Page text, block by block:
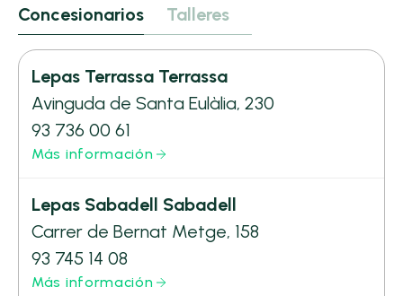
Concesionarios Talleres
Lepas Terrassa Terrassa
Avinguda de Santa Eulàlia, 230
93 736 00 61
Más información
Lepas Sabadell Sabadell
Carrer de Bernat Metge, 158
93 745 14 08
Más información